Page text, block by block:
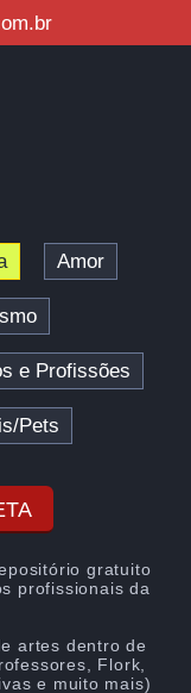
Amor
e Profissões
Pets
gratuito
profissionais da
artes dentro de
Flork,
e muito mais)